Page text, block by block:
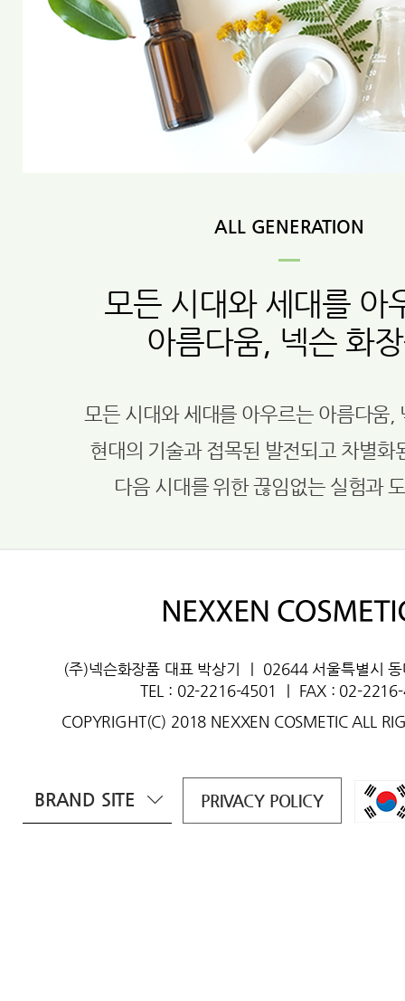
ALL GENERATION
모든 시대와 세대를 아
아름다움, 넥슨 화
모든 시대와 세대를 아우르는 아름다움,
현대의 기술과 접목된 발전되고 차별화
다음 시대를 위한 끊임없는 실험과
(주)넥슨화장품 대표 박상기
02644 서울특별시
TEL : 02-2216-4501
FAX : 02-
COPYRIGHT(C) 2018 NEXXEN COSMETIC ALL
BRAND SITE PRIVACY POLICY